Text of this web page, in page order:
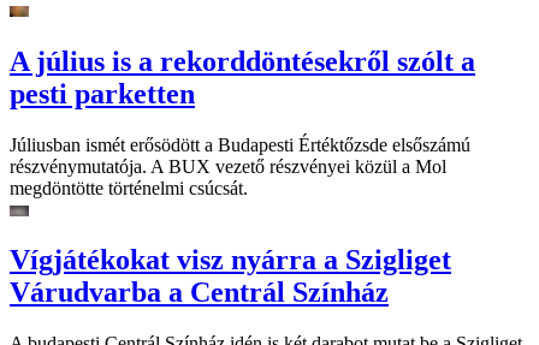
A július is a rekorddöntésekről szólt a
pesti parketten
Júliusban ismét erősödött a Budapesti Értéktőzsde elsőszámú
részvénymutatója. A BUX vezető részvényei közül a Mol
megdöntötte történelmi csúcsát.
Vígjátékokat visz nyárra a Szigliget
Várudvarba a Centrál Színház